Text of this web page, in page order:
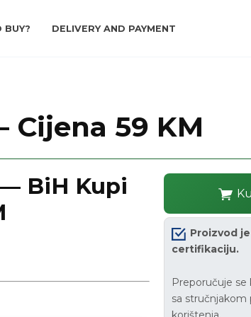
BUY? DELIVERY AND PAYMENT
59 KM
BiH Kupi
Proizvod
certifikaciju.
Preporučuje se
sa stručnjakom